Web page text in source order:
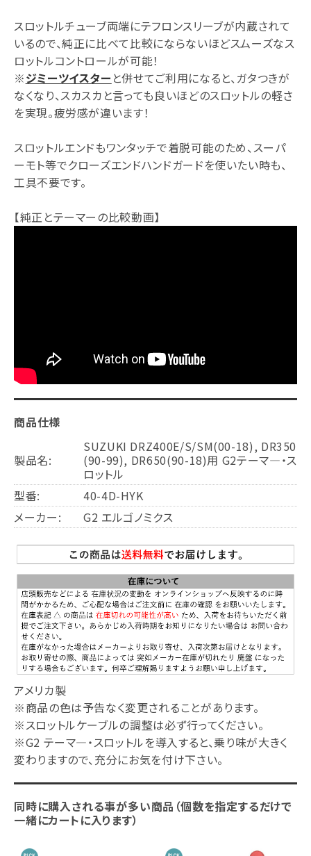
スロットルチューブ両端にテフロンスリーブが内蔵されて
いるので、純正に比べて比較にならないほどスムーズなス
ロットルコントロールが可能！
※ジミーツイスター と併せてご利用になると、ガタつきが
なくなり、スカスカと言っても良いほどのスロットルの軽さ
を実現。疲労感が違います！
スロットルエンドもワンタッチで着脱可能のため、スーパ
ーモト等でクローズエンドハンドガードを使いたい時も、
工具不要です。
【純正とテーマーの比較動画】
商品仕様
製品名:
SUZUKI DRZ400E/S/SM(00-18), DR350
(90-99), DR650(90-18)用 G2テーマ―・ス
ロットル
型番:
40-4D-HYK
メーカー:
G2 エルゴノミクス
アメリカ製
※商品の色は予告なく変更されることがあります。
※スロットルケーブルの調整は必ず行ってください。
※G2 テーマ―・スロットルを導入すると、乗り味が大きく
変わりますので、充分にお気を付け下さい。
同時に購入される事が多い商品（個数を指定するだけで
一緒にカートに入ります）